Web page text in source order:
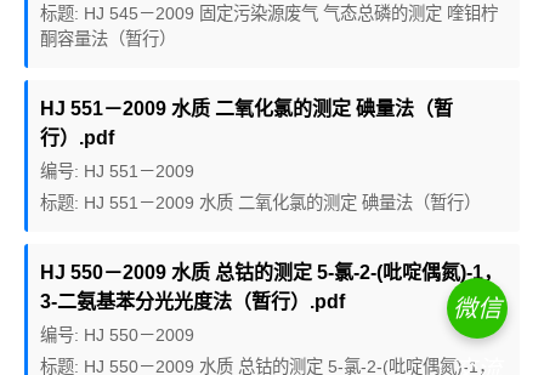
标题: HJ 545－2009 固定污染源废气 气态总磷的测定 喹钼柠
酮容量法（暂行）
HJ 551－2009 水质 二氧化氯的测定 碘量法（暂
行）.pdf
编号: HJ 551－2009
标题: HJ 551－2009 水质 二氧化氯的测定 碘量法（暂行）
HJ 550－2009 水质 总钴的测定 5-氯-2-(吡啶偶氮)-1，
3-二氨基苯分光光度法（暂行）.pdf
编号: HJ 550－2009
标题: HJ 550－2009 水质 总钴的测定 5-氯-2-(吡啶偶氮)-1，
微信
交流